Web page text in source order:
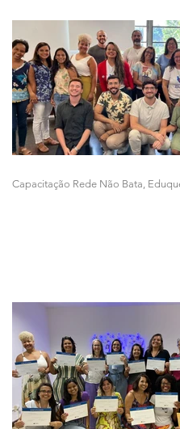
Capacitação Rede Não Bata,